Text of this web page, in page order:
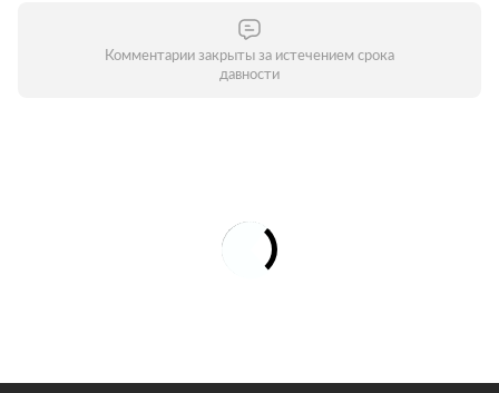
Комментарии закрыты за истечением срока
давности